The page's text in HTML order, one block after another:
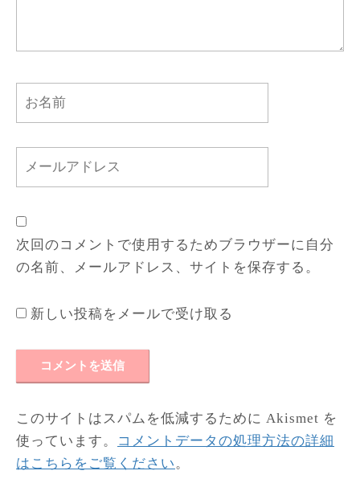
次回のコメントで使用するためブラウザーに自分
の名前、メールアドレス、サイトを保存する。
新しい投稿をメールで受け取る
このサイトはスパムを低減するために Akismet を
使っています。
コメントデータの処理方法の詳細
はこちらをご覧ください。